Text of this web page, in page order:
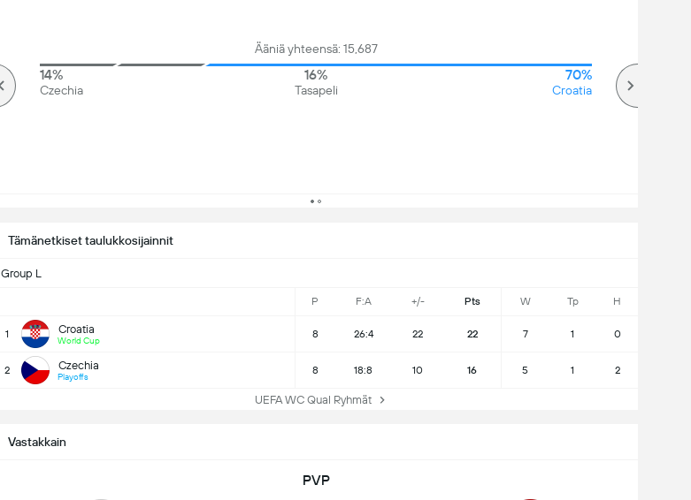
Tämänetkiset taulukkosijainnit
Group L
P F:A +/- Pts W Tp H
1 Croatia
World Cup
8 26:4 22 22 7 1 0
2 Czechia
Playoffs
8 18:8 10 16 5 1 2
UEFA WC Qual Ryhmät
Ääniä yhteensä: 15,687
14%
Czechia
16%
Tasapeli
70%
Croatia
Vastakkain
PVP